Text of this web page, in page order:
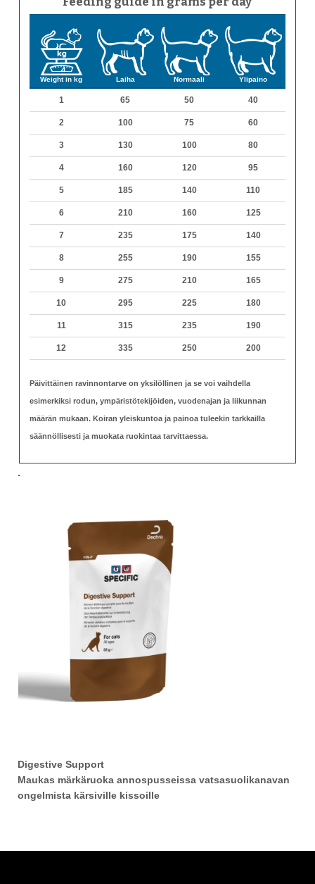
Weight in kg Laiha Normaali Ylipaino
1 65 50 40
2 100 75 60
3 130 100 80
4 160 120 95
5 185 140 110
6 210 160 125
7 235 175 140
8 255 190 155
9 275 210 165
10 295 225 180
11 315 235 190
12 335 250 200
Päivittäinen ravinnontarve on yksilöllinen ja se voi vaihdella
esimerkiksi rodun, ympäristötekijöiden, vuodenajan ja liikunnan
määrän mukaan. Koiran yleiskuntoa ja painoa tuleekin tarkkailla
säännöllisesti ja muokata ruokintaa tarvittaessa.
.
Digestive Support
Maukas märkäruoka annospusseissa vatsasuolikanavan
ongelmista kärsiville kissoille